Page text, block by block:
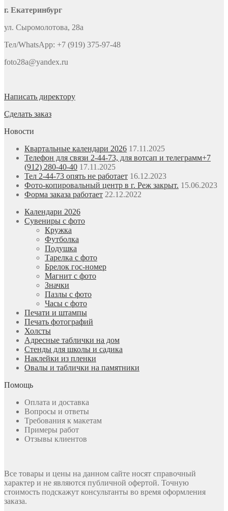
г. Екатеринбург
ул. Сыромолотова, 28а
Тел/WhatsApp: +7 (919) 375-97-48
foto28a@yandex.ru
Написать директору
Сделать заказ
Новости
Квартальные календари 2026 17.11.2025
Телефон для связи 2-44-73, для вотсап и телеграмм+7
(912) 280-40-40 17.11.2025
Тел 2-44-73 опять не работает 16.12.2023
Фото-копировальный центр в г. Реж закрыт. 15.06.2023
Форма заказа работает 22.12.2022
Календари 2026
Сувениры с фото
Кружка
Футболка
Подушка
Тарелка с фото
Брелок гос-номер
Магнит с фото
Значки
Пазлы с фото
Часы с фото
Печати и штампы
Печать фотографий
Холсты
Адресные таблички на дом
Стенды для школы и садика
Наклейки из пленки
Овалы и таблички на памятники
Помощь
Оплата и доставка
Вопросы и ответы
Требования к макетам
Примеры работ
Отзывы клиентов
Все товары и цены на данном сайте носят справочный
характер и не являются публичной офертой. Точную
стоимость подскажут консультанты во время оформления
заказа.